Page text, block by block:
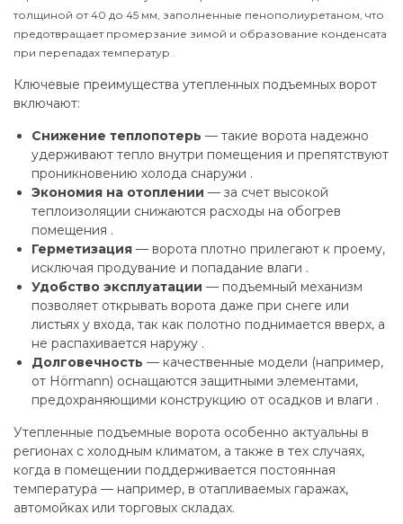
толщиной от 40 до 45 мм, заполненные пенополиуретаном, что
предотвращает промерзание зимой и образование конденсата
при перепадах температур .
Ключевые преимущества утепленных подъемных ворот
включают:
Снижение теплопотерь — такие ворота надежно
удерживают тепло внутри помещения и препятствуют
проникновению холода снаружи .
Экономия на отоплении — за счет высокой
теплоизоляции снижаются расходы на обогрев
помещения .
Герметизация — ворота плотно прилегают к проему,
исключая продувание и попадание влаги .
Удобство эксплуатации — подъемный механизм
позволяет открывать ворота даже при снеге или
листьях у входа, так как полотно поднимается вверх, а
не распахивается наружу .
Долговечность — качественные модели (например,
от Hörmann) оснащаются защитными элементами,
предохраняющими конструкцию от осадков и влаги .
Утепленные подъемные ворота особенно актуальны в
регионах с холодным климатом, а также в тех случаях,
когда в помещении поддерживается постоянная
температура — например, в отапливаемых гаражах,
автомойках или торговых складах.